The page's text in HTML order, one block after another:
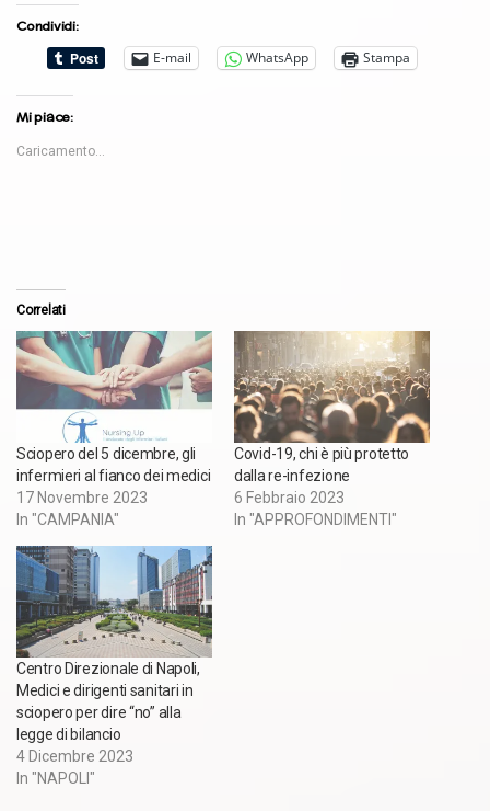
Condividi:
E-mail
WhatsApp Stampa
Mi piace:
Caricamento...
Correlati
Sciopero del 5 dicembre, gli
infermieri al fianco dei medici
17 Novembre 2023
In "CAMPANIA"
Covid-19, chi è più protetto
dalla re-infezione
6 Febbraio 2023
In "APPROFONDIMENTI"
Centro Direzionale di Napoli,
Medici e dirigenti sanitari in
sciopero per dire “no” alla
legge di bilancio
4 Dicembre 2023
In "NAPOLI"